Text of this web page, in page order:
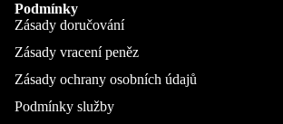
Podmínky
Zásady doručování
Zásady vracení peněz
Zásady ochrany osobních údajů
Podmínky služby